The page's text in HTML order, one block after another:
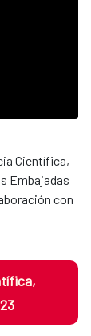
Científica,
Embajadas
con